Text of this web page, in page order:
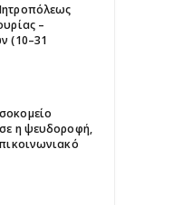
–
(10–31
η ψευδοροφή,